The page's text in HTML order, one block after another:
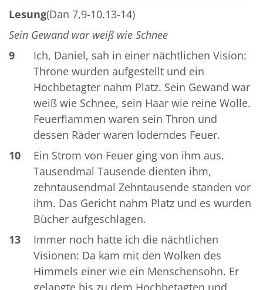
Lesung(Dan 7,9-10.13-14)
Sein Gewand war weiß wie Schnee
9
Ich, Daniel, sah in einer nächtlichen Vision:
Throne wurden aufgestellt und ein
Hochbetagter nahm Platz. Sein Gewand war
weiß wie Schnee, sein Haar wie reine Wolle.
Feuerflammen waren sein Thron und
dessen Räder waren loderndes Feuer.
10
Ein Strom von Feuer ging von ihm aus.
Tausendmal Tausende dienten ihm,
zehntausendmal Zehntausende standen vor
ihm. Das Gericht nahm Platz und es wurden
Bücher aufgeschlagen.
13
Immer noch hatte ich die nächtlichen
Visionen: Da kam mit den Wolken des
Himmels einer wie ein Menschensohn. Er
gelangte bis zu dem Hochbetagten und